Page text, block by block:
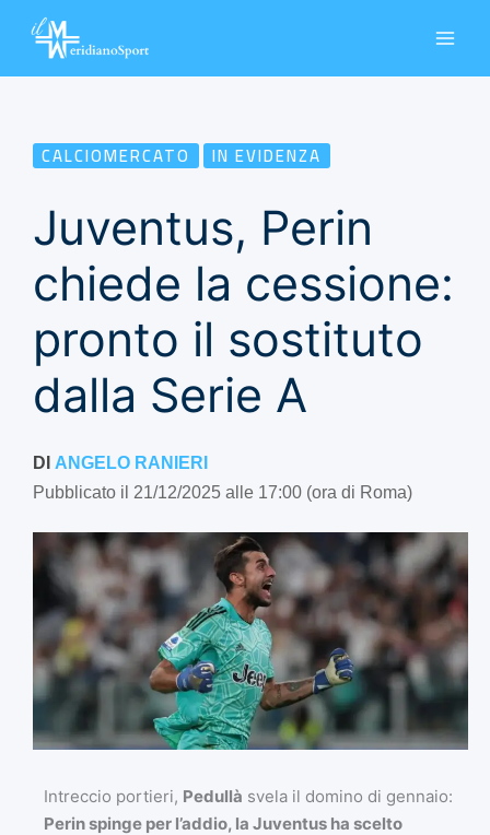
CALCIOMERCATO IN EVIDENZA
Juventus, Perin
chiede la cessione:
pronto il sostituto
dalla Serie A
DI ANGELO RANIERI
Pubblicato il 21/12/2025 alle 17:00 (ora di Roma)
Intreccio portieri, Pedullà svela il domino di gennaio:
Perin spinge per l’addio, la Juventus ha scelto